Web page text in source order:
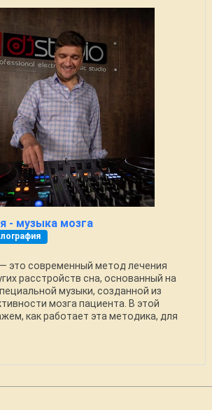
- музыка мозга
это современный метод лечения
расстройств сна, основанный на
музыки, созданной из
мозга пациента. В этой
как работает эта методика, для